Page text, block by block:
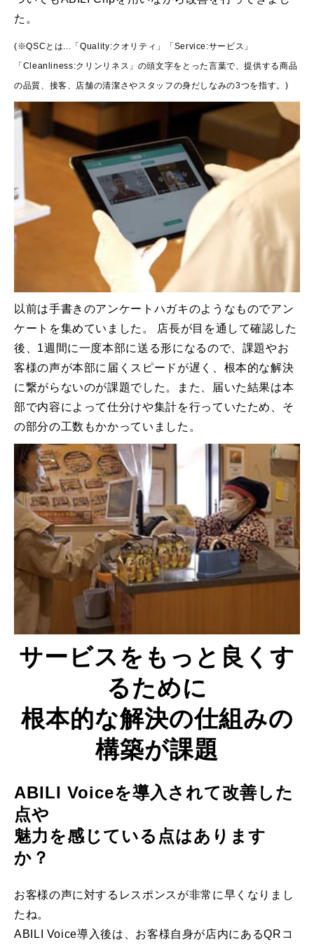
た。
(※QSCとは...「Quality:クオリティ」「Service:サービス」
「Cleanliness:クリンリネス」の頭文字をとった言葉で、提供する商品
の品質、接客、店舗の清潔さやスタッフの身だしなみの3つを指す。)
以前は手書きのアンケートハガキのようなものでアン
ケートを集めていました。 店⻑が目を通して確認した
後、1週間に一度本部に送る形になるので、課題やお
客様の声が本部に届くスピードが遅く、根本的な解決
に繋がらないのが課題でした。また、届いた結果は本
部で内容によって仕分けや集計を行っていたため、そ
の部分の工数もかかっていました。
サービスをもっと良くす
るために
根本的な解決の仕組みの
構築が課題
ABILI Voiceを導入されて改善した
点や
魅力を感じている点はあります
か？
お客様の声に対するレスポンスが非常に早くなりまし
たね。
ABILI Voice導入後は、お客様自身が店内にあるQRコ